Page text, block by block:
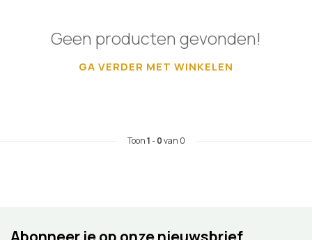
Geen producten gevonden!
GA VERDER MET WINKELEN
Toon1-0van 0